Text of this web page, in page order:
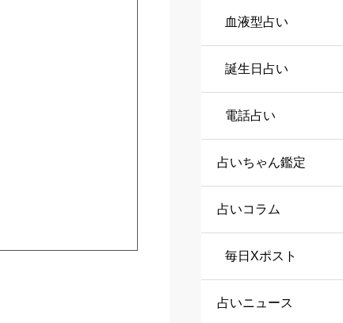
血液型占い
誕生日占い
電話占い
占いちゃん鑑定
占いコラム
毎日Xポスト
占いニュース